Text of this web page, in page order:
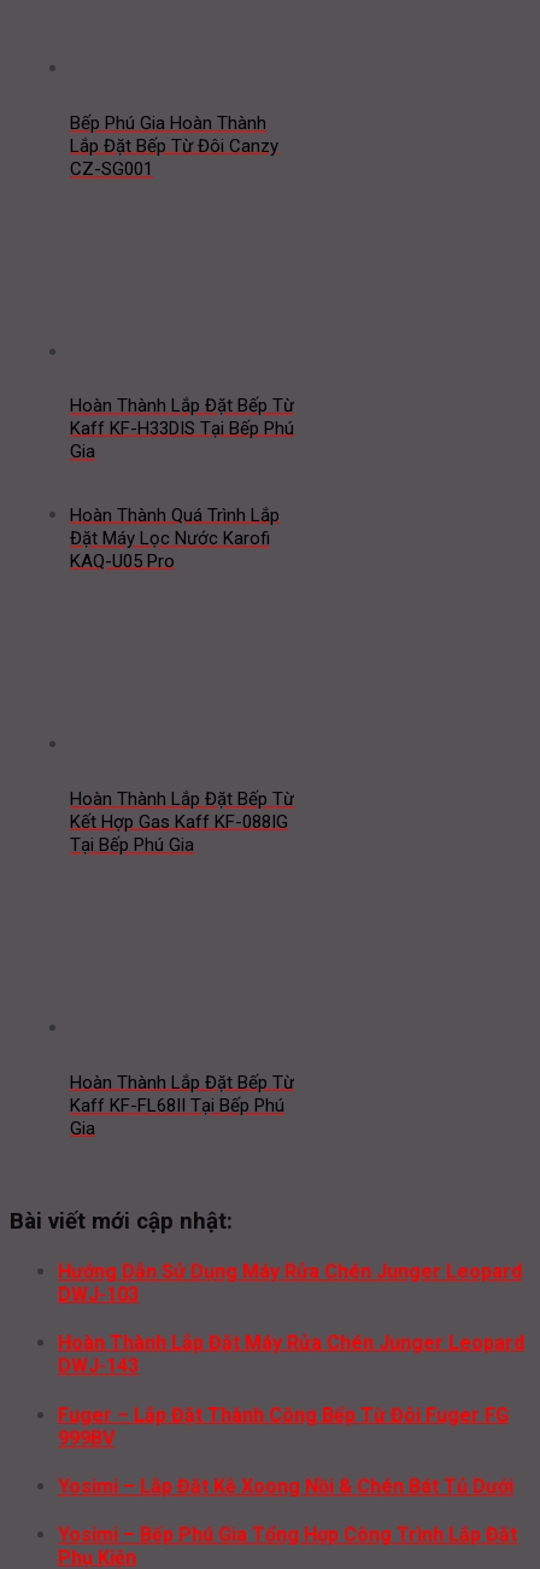
Bếp Phú Gia Hoàn Thành
Lắp Đặt Bếp Từ Đôi Canzy
CZ-SG001
Hoàn Thành Lắp Đặt Bếp Từ
Kaff KF-H33DIS Tại Bếp Phú
Gia
Hoàn Thành Quá Trình Lắp
Đặt Máy Lọc Nước Karofi
KAQ-U05 Pro
Hoàn Thành Lắp Đặt Bếp Từ
Kết Hợp Gas Kaff KF-088IG
Tại Bếp Phú Gia
Hoàn Thành Lắp Đặt Bếp Từ
Kaff KF-FL68II Tại Bếp Phú
Gia
Bài viết mới cập nhật:
Hướng Dẫn Sử Dụng Máy Rửa Chén Junger Leopard
DWJ-103
Hoàn Thành Lắp Đặt Máy Rửa Chén Junger Leopard
DWJ-143
Fuger – Lắp Đặt Thành Công Bếp Từ Đôi Fuger FG
999BV
Yosimi – Lắp Đặt Kệ Xoong Nồi & Chén Bát Tủ Dưới
Yosimi – Bếp Phú Gia Tổng Hợp Công Trình Lắp Đặt
Phụ Kiện